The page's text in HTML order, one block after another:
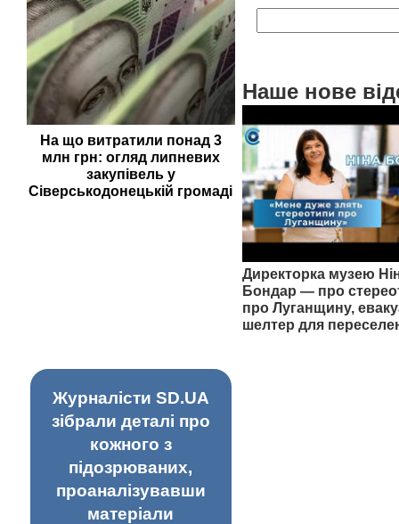
На що витратили понад 3
млн грн: огляд липневих
закупівель у
Сіверськодонецькій громаді
Наше нове
Директорка музею
Бондар — про
про Луганщину,
шелтер для
Журналісти SD.UA
зібрали деталі про
кожного з
підозрюваних,
проаналізувавши
матеріали